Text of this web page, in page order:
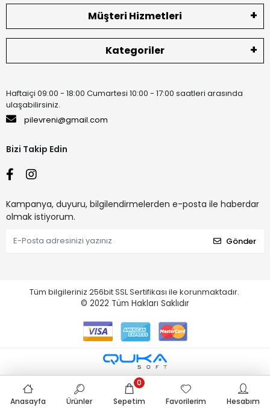
Müşteri Hizmetleri
Kategoriler
Haftaiçi 09:00 - 18:00 Cumartesi 10:00 - 17:00 saatleri arasında
ulaşabilirsiniz.
pilevreni@gmail.com
Bizi Takip Edin
Kampanya, duyuru, bilgilendirmelerden e-posta ile haberdar
olmak istiyorum.
Gönder
Tüm bilgileriniz 256bit SSL Sertifikası ile korunmaktadır.
© 2022 Tüm Hakları Saklıdır
Anasayfa Ürünler Sepetim
0
Favorilerim
Hesabım